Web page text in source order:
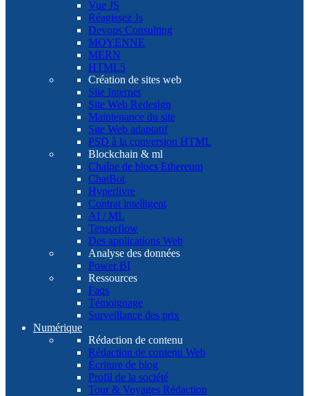
Vue JS
Réagissez Js
Devops Consulting
MOYENNE
MERN
HTML5
Création de sites web
Site Internet
Site Web Redesign
Maintenance du site
Site Web adaptatif
PSD à la conversion HTML
Blockchain & ml
Chaîne de blocs Ethereum
ChatBot
Hyperlivre
Contrat intelligent
AI / ML
Tensorflow
Des applications Web
Analyse des données
Power BI
Ressources
Faqs
Témoignage
Surveillance des prix
Numérique
Rédaction de contenu
Rédaction de contenu Web
Écriture de blog
Profil de la société
Tour & Voyages Rédaction